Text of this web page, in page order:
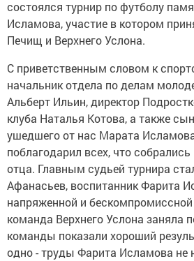
состоялся турнир по футболу
Исламова, участие в котором
Печищ и Верхнего Услона.
С приветственным словом к
начальник отдела по делам
Альберт Ильин, директор
клуба Наталья Котова, а также
ушедшего от нас Марата
поблагодарил всех, что
отца. Главным судьей турнира
Афанасьев, воспитанник Фарита
напряженной и бескомпромиссной
команда Верхнего Услона заняла
команды показали хороший
одно - труды Фарита Исламова не